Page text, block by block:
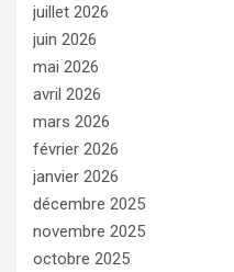
juillet 2026
juin 2026
mai 2026
avril 2026
mars 2026
février 2026
janvier 2026
décembre 2025
novembre 2025
octobre 2025